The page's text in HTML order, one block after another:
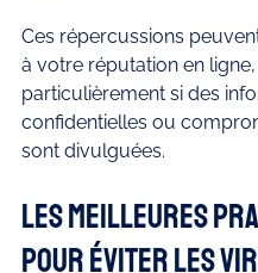
Ces répercussions
à votre réputation en ligne,
particulièrement si des
confidentielles ou
sont divulguées.
Les meilleures
pour éviter les